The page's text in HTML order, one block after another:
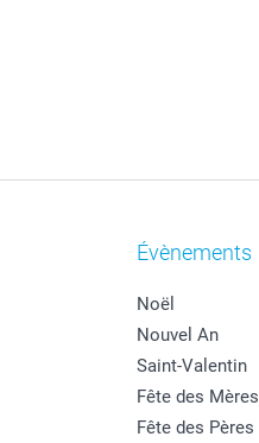
Évènements
Noël
Nouvel An
Saint-Valentin
Fête des Mères
Fête des Pères